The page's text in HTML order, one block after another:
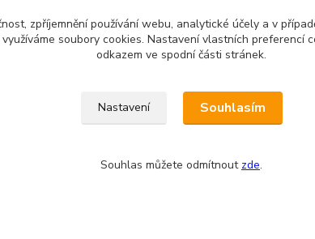
najedete Kontakty
EVTERINKA.CZ -
IČO: 03681572,
zpříjemnění používání webu, analytické účely a v
soubory cookies. Nastavení vlastních preferencí
odkazem ve spodní části stránek.
Nastavení Souhlasím
Souhlas můžete odmítnout zde.